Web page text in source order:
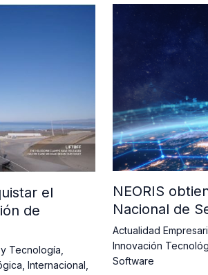
el
de
Tecnología
Internacional
NEORIS
Nacional de
Actualidad
Innovación
Software